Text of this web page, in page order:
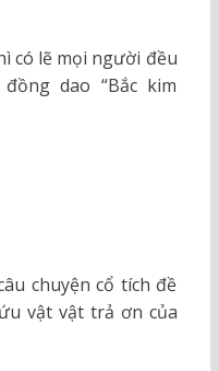
có lẽ mọi người đều
dao “Bắc kim
chuyện cổ tích đề
vật vật trả ơn của